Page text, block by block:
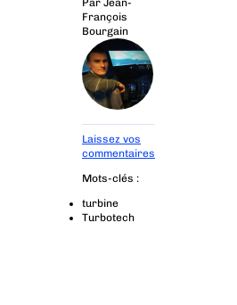
Par Jean-
François
Bourgain
Laissez vos
commentaires
Mots-clés :
turbine
Turbotech